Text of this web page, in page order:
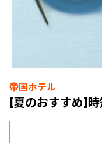
帝国ホテル